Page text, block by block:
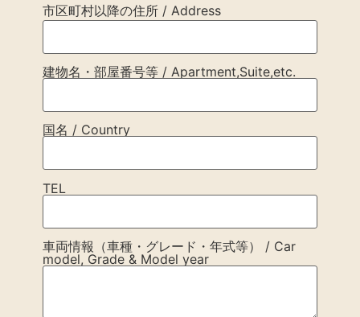
市区町村以降の住所 / Address
建物名・部屋番号等 / Apartment,Suite,etc.
国名 / Country
TEL
車両情報（車種・グレード・年式等） / Car
model, Grade & Model year